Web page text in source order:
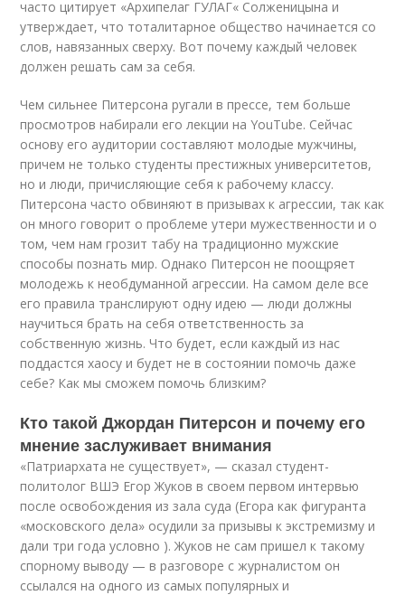
часто цитирует «Архипелаг ГУЛАГ« Солженицына и
утверждает, что тоталитарное общество начинается со
слов, навязанных сверху. Вот почему каждый человек
должен решать сам за себя.
Чем сильнее Питерсона ругали в прессе, тем больше
просмотров набирали его лекции на YouTube. Сейчас
основу его аудитории составляют молодые мужчины,
причем не только студенты престижных университетов,
но и люди, причисляющие себя к рабочему классу.
Питерсона часто обвиняют в призывах к агрессии, так как
он много говорит о проблеме утери мужественности и о
том, чем нам грозит табу на традиционно мужские
способы познать мир. Однако Питерсон не поощряет
молодежь к необдуманной агрессии. На самом деле все
его правила транслируют одну идею — люди должны
научиться брать на себя ответственность за
собственную жизнь. Что будет, если каждый из нас
поддастся хаосу и будет не в состоянии помочь даже
себе? Как мы сможем помочь близким?
Кто такой Джордан Питерсон и почему его
мнение заслуживает внимания
«Патриархата не существует», — сказал студент-
политолог ВШЭ Егор Жуков в своем первом интервью
после освобождения из зала суда (Егора как фигуранта
«московского дела» осудили за призывы к экстремизму и
дали три года условно ). Жуков не сам пришел к такому
спорному выводу — в разговоре с журналистом он
ссылался на одного из самых популярных и